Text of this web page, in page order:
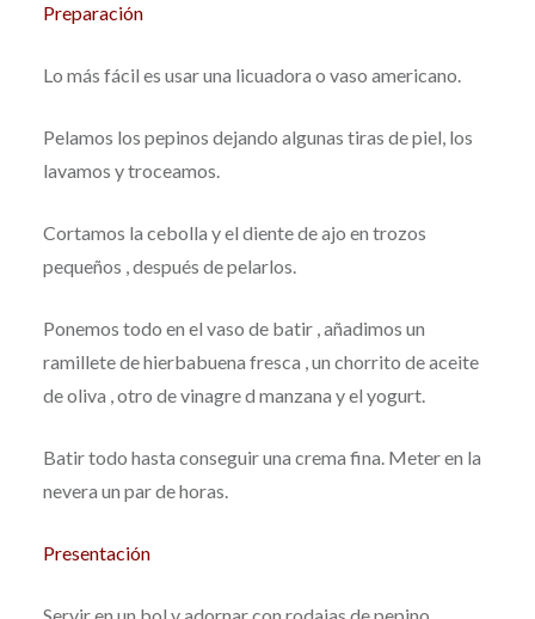
Preparación
Lo más fácil es usar una licuadora o vaso americano.
Pelamos los pepinos dejando algunas tiras de piel, los
lavamos y troceamos.
Cortamos la cebolla y el diente de ajo en trozos
pequeños , después de pelarlos.
Ponemos todo en el vaso de batir , añadimos un
ramillete de hierbabuena fresca , un chorrito de aceite
de oliva , otro de vinagre d manzana y el yogurt.
Batir todo hasta conseguir una crema fina. Meter en la
nevera un par de horas.
Presentación